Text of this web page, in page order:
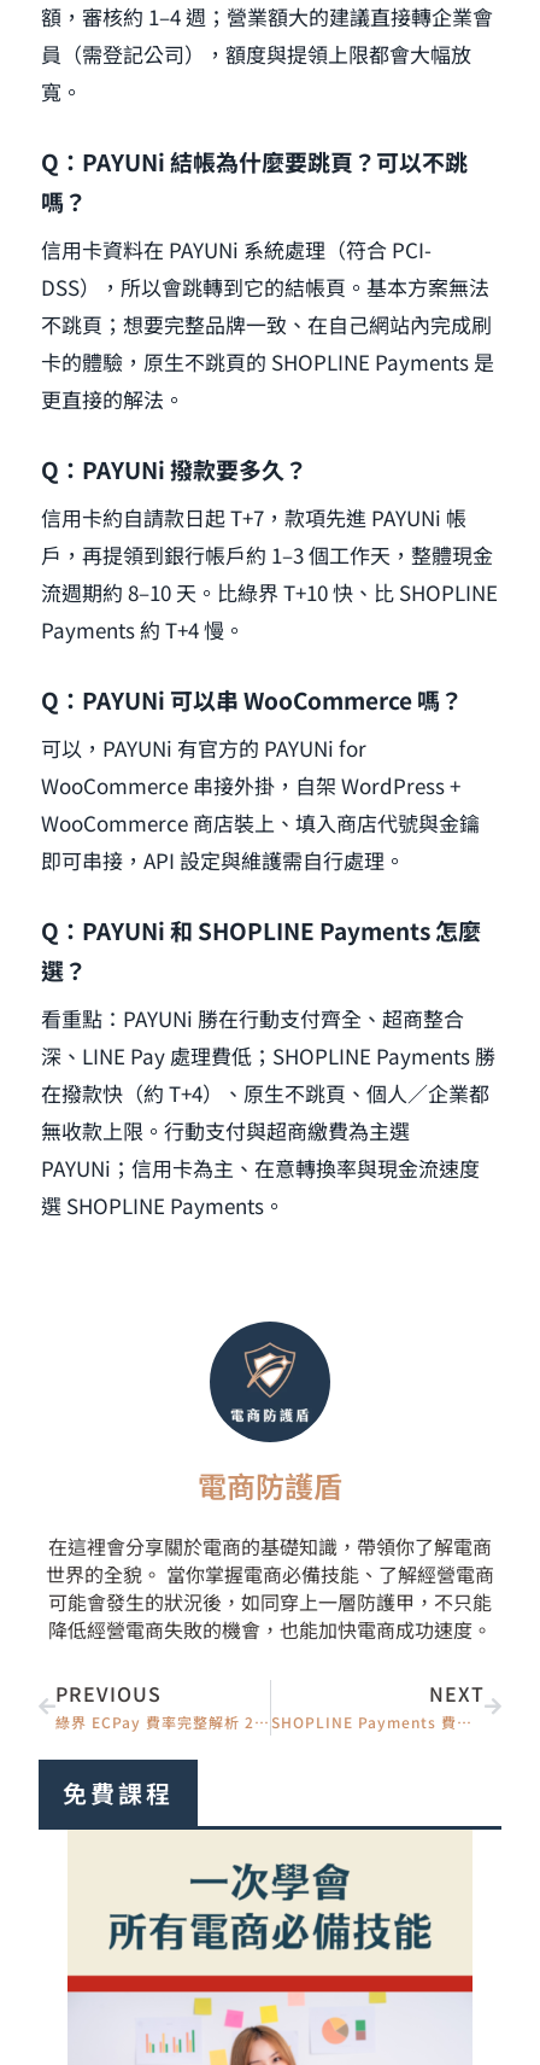
額，審核約 1–4 週；營業額大的建議直接轉企業會
員（需登記公司），額度與提領上限都會大幅放
寬。
Q：PAYUNi 結帳為什麼要跳頁？可以不跳
嗎？
信用卡資料在 PAYUNi 系統處理（符合 PCI-
DSS），所以會跳轉到它的結帳頁。基本方案無法
不跳頁；想要完整品牌一致、在自己網站內完成刷
卡的體驗，原生不跳頁的 SHOPLINE Payments 是
更直接的解法。
Q：PAYUNi 撥款要多久？
信用卡約自請款日起 T+7，款項先進 PAYUNi 帳
戶，再提領到銀行帳戶約 1–3 個工作天，整體現金
流週期約 8–10 天。比綠界 T+10 快、比 SHOPLINE
Payments 約 T+4 慢。
Q：PAYUNi 可以串 WooCommerce 嗎？
可以，PAYUNi 有官方的 PAYUNi for
WooCommerce 串接外掛，自架 WordPress +
WooCommerce 商店裝上、填入商店代號與金鑰
即可串接，API 設定與維護需自行處理。
Q：PAYUNi 和 SHOPLINE Payments 怎麼
選？
看重點：PAYUNi 勝在行動支付齊全、超商整合
深、LINE Pay 處理費低；SHOPLINE Payments 勝
在撥款快（約 T+4）、原生不跳頁、個人／企業都
無收款上限。行動支付與超商繳費為主選
PAYUNi；信用卡為主、在意轉換率與現金流速度
選 SHOPLINE Payments。
電商防護盾
在這裡會分享關於電商的基礎知識，帶領你了解電商
世界的全貌。 當你掌握電商必備技能、了解經營電商
可能會發生的狀況後，如同穿上一層防護甲，不只能
降低經營電商失敗的機會，也能加快電商成功速度。
上一頁
PREVIOUS
綠界 ECPay 費率完整解析 2026｜一般／特約賣家手續費、撥款與隱藏成本
NEXT
SHOPLINE Payments 費率全解析 2026｜付款方式、安全機制與申請省錢攻略
下一篇
免費課程